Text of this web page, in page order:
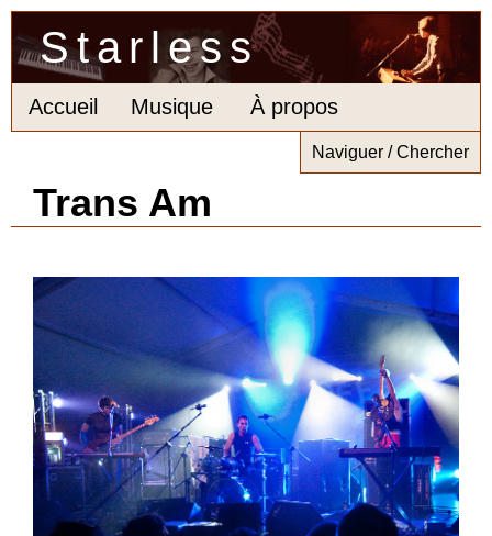
Starless
Accueil Musique À propos
Naviguer / Chercher
Trans Am